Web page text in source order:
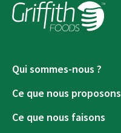
Qui sommes-nous ?
Ce que nous proposons
Ce que nous faisons